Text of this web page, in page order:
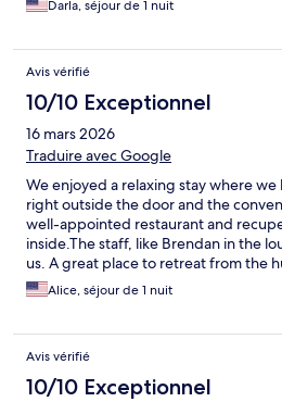
Darla, séjour de 1 nuit
Avis vérifié
10/10 Exceptionnel
16 mars 2026
Traduire avec Google
We enjoyed a relaxing stay where
right outside the door and the
well-appointed restaurant and
inside.The staff, like Brendan in the
us. A great place to retreat from the
Alice, séjour de 1 nuit
Avis vérifié
10/10 Exceptionnel